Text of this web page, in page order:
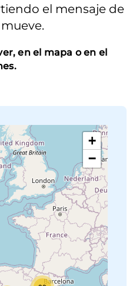
el mensaje de
en el mapa o en el
+
−